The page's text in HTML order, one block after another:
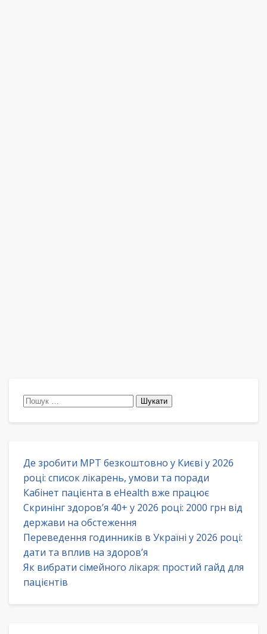
Пошук:
Де зробити МРТ безкоштовно у Києві у 2026
році: список лікарень, умови та поради
Кабінет пацієнта в eHealth вже працює
Скринінг здоров’я 40+ у 2026 році: 2000 грн від
держави на обстеження
Переведення годинників в Україні у 2026 році:
дати та вплив на здоров’я
Як вибрати сімейного лікаря: простий гайд для
пацієнтів